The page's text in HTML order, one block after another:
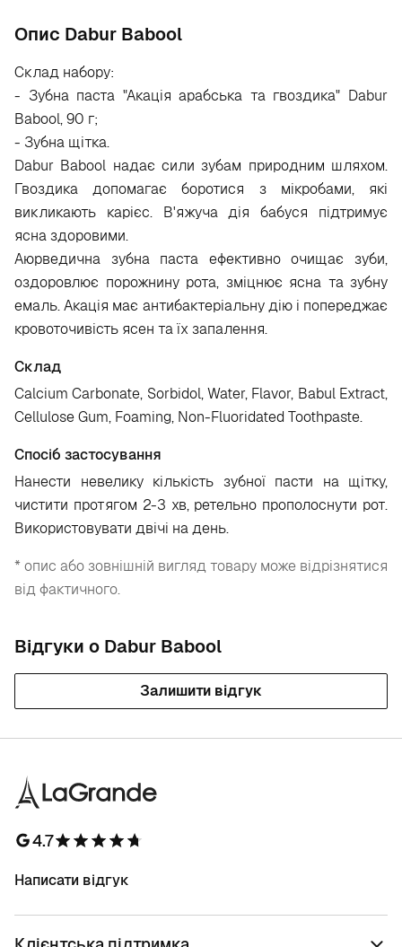
Опис Dabur Babool
Склад набору:
- Зубна паста "Акація арабська та гвоздика" Dabur
Babool, 90 г;
- Зубна щітка.
Dabur Babool надає сили зубам природним шляхом.
Гвоздика допомагає боротися з мікробами, які
викликають карієс. В'яжуча дія бабуся підтримує
ясна здоровими.
Аюрведична зубна паста ефективно очищає зуби,
оздоровлює порожнину рота, зміцнює ясна та зубну
емаль. Акація має антибактеріальну дію і попереджає
кровоточивість ясен та їх запалення.
Склад
Calcium Carbonate, Sorbidol, Water, Flavor, Babul Extract,
Cellulose Gum, Foaming, Non-Fluoridated Toothpaste.
Спосіб застосування
Нанести невелику кількість зубної пасти на щітку,
чистити протягом 2-3 хв, ретельно прополоснути рот.
Використовувати двічі на день.
* опис або зовнішній вигляд товару може відрізнятися
від фактичного.
Відгуки о Dabur Babool
Залишити відгук
4.7
Написати відгук